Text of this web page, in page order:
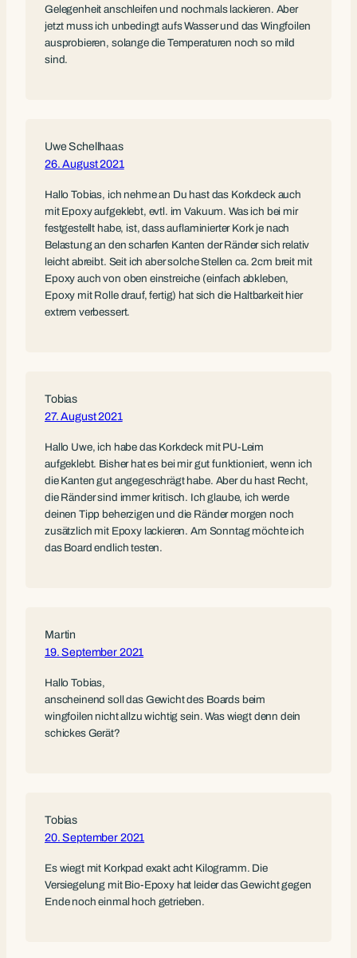
Gelegenheit anschleifen und nochmals lackieren. Aber
jetzt muss ich unbedingt aufs Wasser und das Wingfoilen
ausprobieren, solange die Temperaturen noch so mild
sind.
Uwe Schellhaas
26. August 2021
Hallo Tobias, ich nehme an Du hast das Korkdeck auch
mit Epoxy aufgeklebt, evtl. im Vakuum. Was ich bei mir
festgestellt habe, ist, dass auflaminierter Kork je nach
Belastung an den scharfen Kanten der Ränder sich relativ
leicht abreibt. Seit ich aber solche Stellen ca. 2cm breit mit
Epoxy auch von oben einstreiche (einfach abkleben,
Epoxy mit Rolle drauf, fertig) hat sich die Haltbarkeit hier
extrem verbessert.
Tobias
27. August 2021
Hallo Uwe, ich habe das Korkdeck mit PU-Leim
aufgeklebt. Bisher hat es bei mir gut funktioniert, wenn ich
die Kanten gut angegeschrägt habe. Aber du hast Recht,
die Ränder sind immer kritisch. Ich glaube, ich werde
deinen Tipp beherzigen und die Ränder morgen noch
zusätzlich mit Epoxy lackieren. Am Sonntag möchte ich
das Board endlich testen.
Martin
19. September 2021
Hallo Tobias,
anscheinend soll das Gewicht des Boards beim
wingfoilen nicht allzu wichtig sein. Was wiegt denn dein
schickes Gerät?
Tobias
20. September 2021
Es wiegt mit Korkpad exakt acht Kilogramm. Die
Versiegelung mit Bio-Epoxy hat leider das Gewicht gegen
Ende noch einmal hoch getrieben.